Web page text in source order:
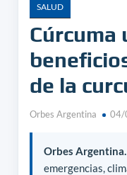
SALUD
Cúrcuma
de la
Orbes Argentina 04/
Orbes Argentina.
emergencias,